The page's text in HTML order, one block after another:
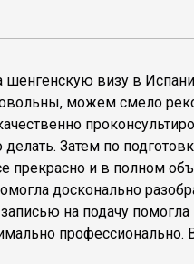
визу в
можем смело
Затем по
прекрасно и в полном
досконально
на подачу помогла
профессионально.